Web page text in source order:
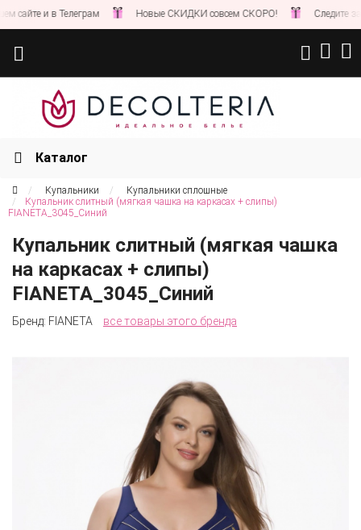
и в Телеграм Новые СКИДКИ совсем СКОРО! Следите за
Каталог
Купальники
Купальники сплошные
Купальник слитный (мягкая чашка на каркасах + слипы)
FIANETA_3045_Синий
Купальник слитный (мягкая чашка
на каркасах + слипы)
FIANETA_3045_Синий
Бренд: FIANETA все товары этого бренда